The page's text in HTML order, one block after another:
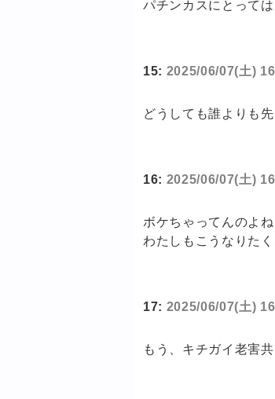
パチンカスにとって
15: 2025/06/07(土)
どうしても誰よりも
16: 2025/06/07(土)
ボケちゃってんのよね
わたしもこうなりた
17: 2025/06/07(土)
もう、キチガイ老害